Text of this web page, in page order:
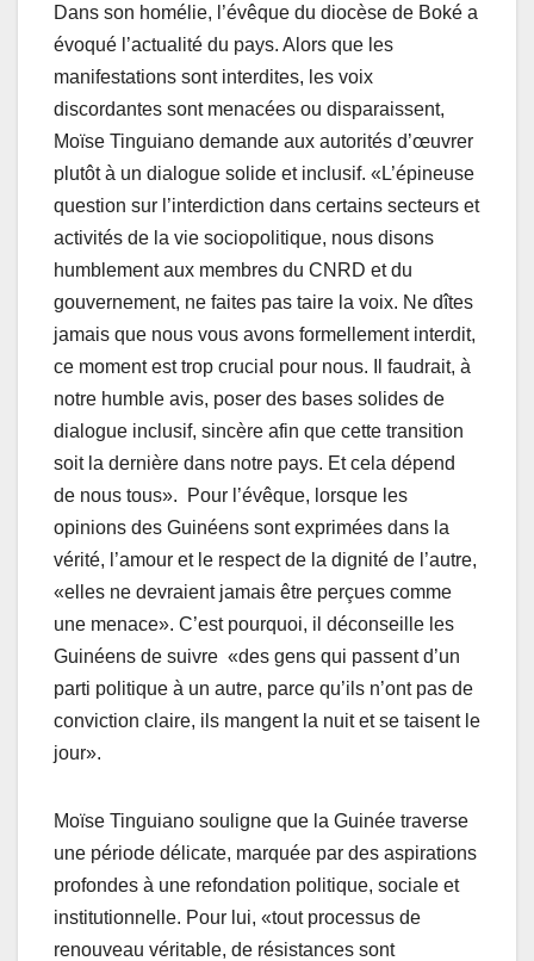
Dans son homélie, l’évêque du diocèse de Boké a
évoqué l’actualité du pays. Alors que les
manifestations sont interdites, les voix
discordantes sont menacées ou disparaissent,
Moïse Tinguiano demande aux autorités d’œuvrer
plutôt à un dialogue solide et inclusif. «L’épineuse
question sur l’interdiction dans certains secteurs et
activités de la vie sociopolitique, nous disons
humblement aux membres du CNRD et du
gouvernement, ne faites pas taire la voix. Ne dîtes
jamais que nous vous avons formellement interdit,
ce moment est trop crucial pour nous. Il faudrait, à
notre humble avis, poser des bases solides de
dialogue inclusif, sincère afin que cette transition
soit la dernière dans notre pays. Et cela dépend
de nous tous». Pour l’évêque, lorsque les
opinions des Guinéens sont exprimées dans la
vérité, l’amour et le respect de la dignité de l’autre,
«elles ne devraient jamais être perçues comme
une menace». C’est pourquoi, il déconseille les
Guinéens de suivre «des gens qui passent d’un
parti politique à un autre, parce qu’ils n’ont pas de
conviction claire, ils mangent la nuit et se taisent le
jour».
Moïse Tinguiano souligne que la Guinée traverse
une période délicate, marquée par des aspirations
profondes à une refondation politique, sociale et
institutionnelle. Pour lui, «tout processus de
renouveau véritable, de résistances sont